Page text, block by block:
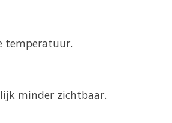
temperatuur.
minder zichtbaar.